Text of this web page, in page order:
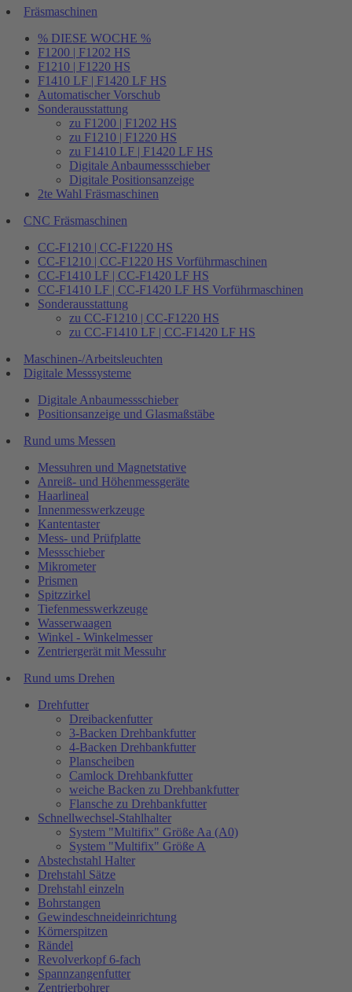
Fräsmaschinen
% DIESE WOCHE %
F1200 | F1202 HS
F1210 | F1220 HS
F1410 LF | F1420 LF HS
Automatischer Vorschub
Sonderausstattung
zu F1200 | F1202 HS
zu F1210 | F1220 HS
zu F1410 LF | F1420 LF HS
Digitale Anbaumessschieber
Digitale Positionsanzeige
2te Wahl Fräsmaschinen
CNC Fräsmaschinen
CC-F1210 | CC-F1220 HS
CC-F1210 | CC-F1220 HS Vorführmaschinen
CC-F1410 LF | CC-F1420 LF HS
CC-F1410 LF | CC-F1420 LF HS Vorführmaschinen
Sonderausstattung
zu CC-F1210 | CC-F1220 HS
zu CC-F1410 LF | CC-F1420 LF HS
Maschinen-/Arbeitsleuchten
Digitale Messsysteme
Digitale Anbaumessschieber
Positionsanzeige und Glasmaßstäbe
Rund ums Messen
Messuhren und Magnetstative
Anreiß- und Höhenmessgeräte
Haarlineal
Innenmesswerkzeuge
Kantentaster
Mess- und Prüfplatte
Messschieber
Mikrometer
Prismen
Spitzzirkel
Tiefenmesswerkzeuge
Wasserwaagen
Winkel - Winkelmesser
Zentriergerät mit Messuhr
Rund ums Drehen
Drehfutter
Dreibackenfutter
3-Backen Drehbankfutter
4-Backen Drehbankfutter
Planscheiben
Camlock Drehbankfutter
weiche Backen zu Drehbankfutter
Flansche zu Drehbankfutter
Schnellwechsel-Stahlhalter
System "Multifix" Größe Aa (A0)
System "Multifix" Größe A
Abstechstahl Halter
Drehstahl Sätze
Drehstahl einzeln
Bohrstangen
Gewindeschneideinrichtung
Körnerspitzen
Rändel
Revolverkopf 6-fach
Spannzangenfutter
Zentrierbohrer